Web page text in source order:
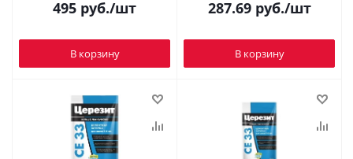
495 руб./шт
В корзину
287.69руб./шт
В корзину